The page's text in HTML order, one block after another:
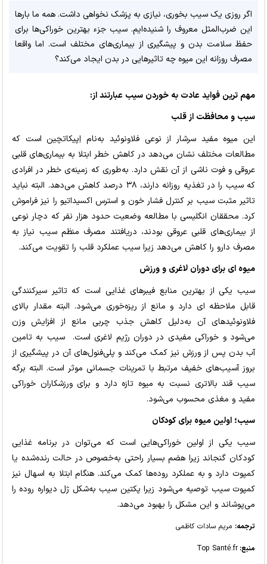
اگر روزی یک سیب بخوری، نیازی به پزشک نخواهی داشت. همه ما بارها
این ضرب‌المثل معروف را شنیده‌ایم. سیب جزء بهترین خوراکی‌ها برای
حفظ سلامت بدن و پیشگیری از بیماری‌های مختلف است. اما واقعا
مصرف روزانه این میوه چه تاثیرهایی در بدن ایجاد می‌کند؟
مهم ترین فواید عادت به خوردن سیب عبارتند از:
سیب و محافظت از قلب
این میوه مفید سرشار از نوعی فلاونوئید به‌نام اِپیکاتچین است که
مطالعات مختلف نشان می‌دهد در کاهش خطر ابتلا به بیماری‌های قلبی
عروقی و فوت ناشی از آن نقش دارد. به‌طوری که زمینه‌ی خطر در افرادی
که سیب را در تغذیه روزانه دارند، ۳۸ درصد کاهش می‌دهد. البته نباید
تاثیر مثبت سیب بر کنترل فشار خون و استرس اکسیداتیو را نیز فراموش
کرد. محققان انگلیسی با مطالعه وضعیت حدود هزار نفر که دچار نوعی
از بیماری‌های قلبی عروقی بودند، دریافتند مصرف منظم سیب نیاز به
مصرف دارو را کاهش می‌دهد زیرا سیب عملکرد قلب را تقویت می‌کند.
میوه ای برای دوران لاغری و ورزش
سیب یکی از بهترین منابع فیبرهای غذایی است که تاثیر سیرکنندگی
قابل ملاحظه ای دارد و مانع از ریزه‌خوری می‌شود. البته مقدار بالای
فلاونوئیدهای آن به‌دلیل کاهش جذب چربی مانع از افزایش وزن
می‌شود و خوراکی مفیدی در دوران رژیم لاغری است. سیب به تامین
آب بدن پس از ورزش نیز کمک می‌کند و پلی‌فنول‌های آن در پیشگیری از
بروز آسیب‌های خفیف مرتبط با تمرینات جسمانی موثر است. البته برگه
سیب قند بالاتری نسبت به میوه تازه دارد و برای ورزشکاران خوراکی
مفید و مغذی محسوب می‌شود.
سیب؛ اولین میوه برای کودکان
سیب یکی از اولین خوراکی‌هایی است که می‌توان در برنامه غذایی
کودکان گنجاند زیرا هضم بسیار راحتی به‌خصوص در حالت رنده‌شده یا
کمپوت دارد و به عملکرد روده‌ها کمک می‌کند. هنگام ابتلا به اسهال نیز
کمپوت سیب توصیه می‌شود زیرا پکتین سیب به‌شکل ژل دیواره روده را
می‌پوشاند و این مشکل را بهبود می‌دهد.
ترجمه: مریم سادات کاظمی
منبع: Top Santé.fr